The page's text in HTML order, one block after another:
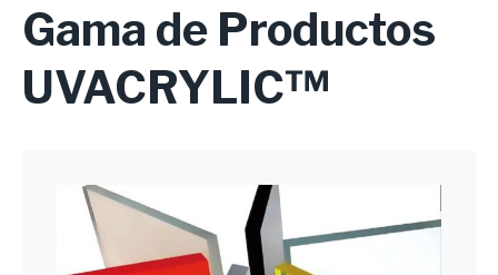
Gama de Productos
UVACRYLIC™